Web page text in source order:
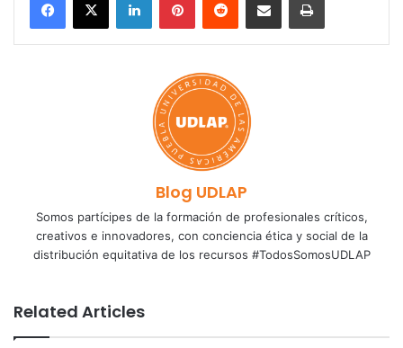
Blog UDLAP
Somos partícipes de la formación de profesionales críticos,
creativos e innovadores, con conciencia ética y social de la
distribución equitativa de los recursos #TodosSomosUDLAP
Related Articles